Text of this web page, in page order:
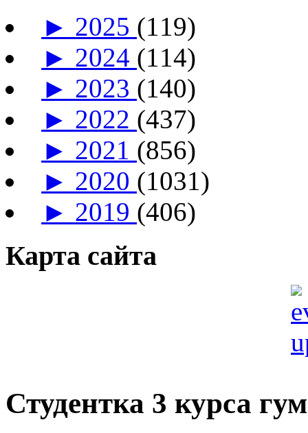
► 2025 (119)
► 2024 (114)
► 2023 (140)
► 2022 (437)
► 2021 (856)
► 2020 (1031)
► 2019 (406)
Карта сайта
Студентка 3 курса